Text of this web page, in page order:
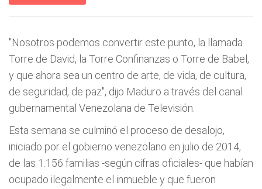
"Nosotros podemos convertir este punto, la llamada
Torre de David, la Torre Confinanzas o Torre de Babel,
y que ahora sea un centro de arte, de vida, de cultura,
de seguridad, de paz", dijo Maduro a través del canal
gubernamental Venezolana de Televisión.
Esta semana se culminó el proceso de desalojo,
iniciado por el gobierno venezolano en julio de 2014,
de las 1.156 familias -según cifras oficiales- que habían
ocupado ilegalmente el inmueble y que fueron